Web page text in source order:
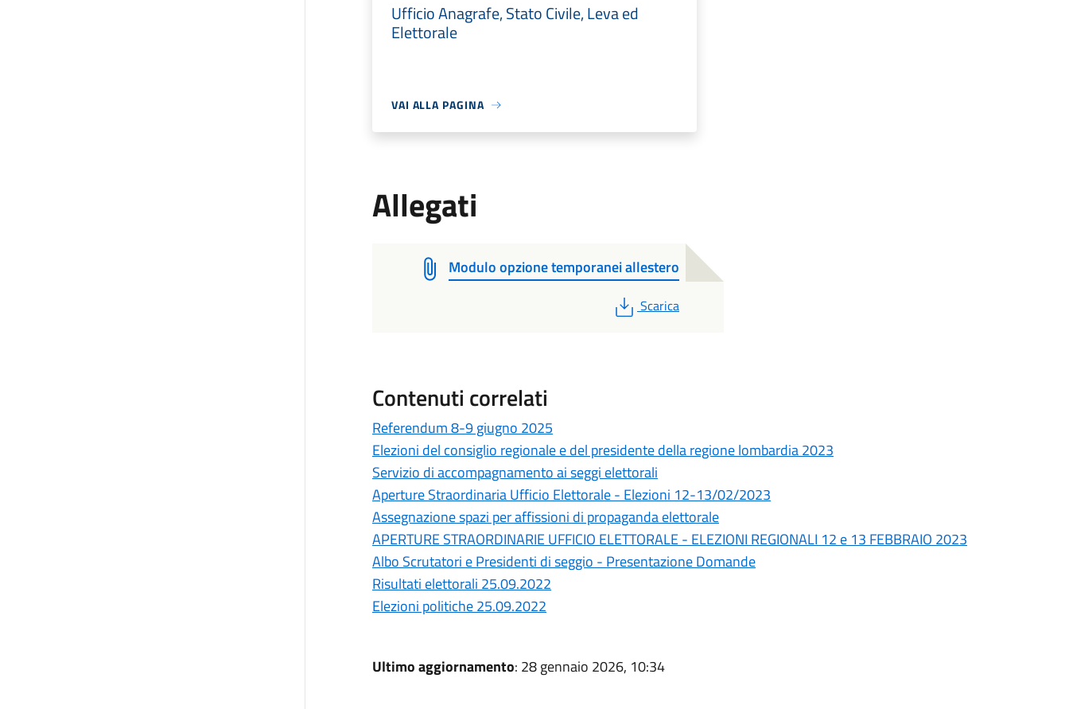
Ufficio Anagrafe, Stato Civile, Leva ed
Elettorale
VAI ALLA PAGINA
Allegati
Modulo opzione temporanei allestero
PDF
Scarica
Contenuti correlati
Referendum 8-9 giugno 2025
Elezioni del consiglio regionale e del presidente della regione lombardia 2023
Servizio di accompagnamento ai seggi elettorali
Aperture Straordinaria Ufficio Elettorale - Elezioni 12-13/02/2023
Assegnazione spazi per affissioni di propaganda elettorale
APERTURE STRAORDINARIE UFFICIO ELETTORALE - ELEZIONI REGIONALI 12 e 13 FEBBRAIO 2023
Albo Scrutatori e Presidenti di seggio - Presentazione Domande
Risultati elettorali 25.09.2022
Elezioni politiche 25.09.2022
Ultimo aggiornamento: 28 gennaio 2026, 10:34